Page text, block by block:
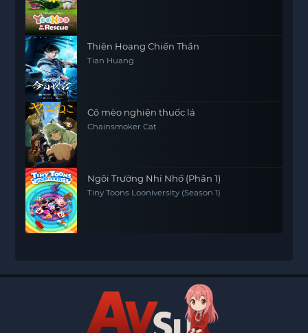
Thiên Hoang Chiến Thần
Tian Huang
Cô mèo nghiện thuốc lá
Chainsmoker Cat
Ngôi Trường Nhí Nhố (Phần 1)
Tiny Toons Looniversity (Season 1)